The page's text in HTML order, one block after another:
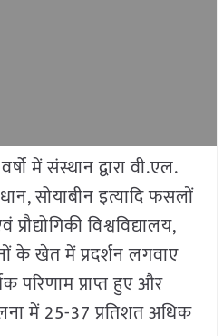
में संस्थान द्वारा वी.एल.
सोयाबीन इत्यादि फसलों
विश्वविद्यालय,
के खेत में प्रदर्शन लगवाए
परिणाम प्राप्त हुए और
में 25-37 प्रतिशत अधिक